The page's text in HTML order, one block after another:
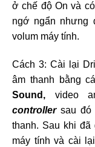
ở chế độ On và
ngớ ngẩn nhưng
volum máy tính.
Cách 3: Cài lại
âm thanh bằng
Sound, video
controller sau đó
thanh. Sau khi
máy tính và cài